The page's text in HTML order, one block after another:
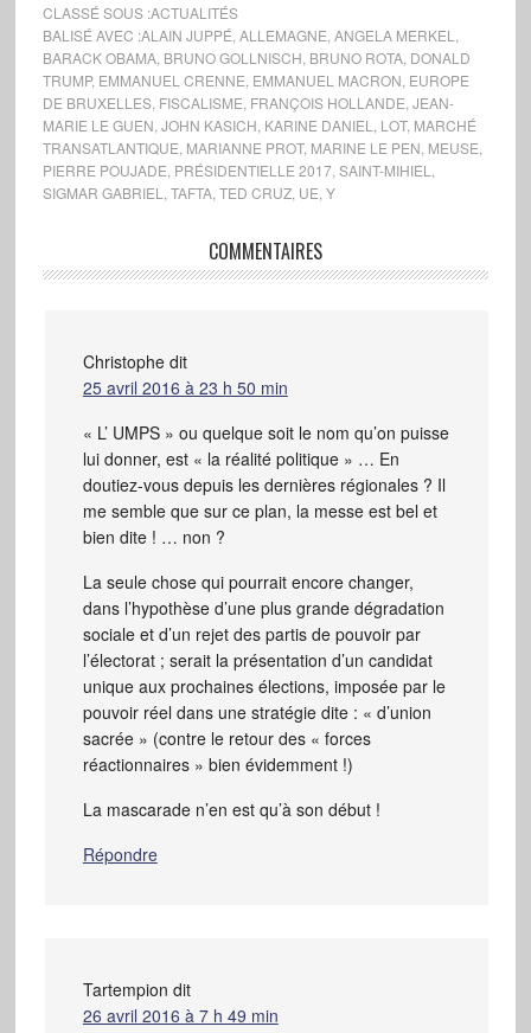
CLASSÉ SOUS :ACTUALITÉS
BALISÉ AVEC :ALAIN JUPPÉ ALLEMAGNE ANGELA MERKEL
BARACK OBAMA, BRUNO GOLLNISCH BRUNO ROTA, DONALD
TRUMP, EMMANUEL CRENNE EMMANUEL MACRON EUROPE
DE BRUXELLES, FISCALISME FRANÇOIS HOLLANDE JEAN-
MARIE LE GUEN JOHN KASICH KARINE DANIEL LOT, MARCHÉ
TRANSATLANTIQUE MARIANNE PROT, MARINE LE PEN MEUSE
PIERRE POUJADE PRÉSIDENTIELLE 2017, SAINT-MIHIEL
SIGMAR GABRIEL
TAFTA, TED CRUZ, UE Y
COMMENTAIRES
Christophe dit
25 avril 2016 à 23 h 50 min
« L’ UMPS » ou quelque soit le nom qu’on puisse
lui donner, est « la réalité politique » … En
doutiez-vous depuis les dernières régionales ? Il
me semble que sur ce plan, la messe est bel et
bien dite ! … non ?
La seule chose qui pourrait encore changer,
dans l’hypothèse d’une plus grande dégradation
sociale et d’un rejet des partis de pouvoir par
l’électorat ; serait la présentation d’un candidat
unique aux prochaines élections, imposée par le
pouvoir réel dans une stratégie dite : « d’union
sacrée » (contre le retour des « forces
réactionnaires » bien évidemment !)
La mascarade n’en est qu’à son début !
Répondre
Tartempion dit
26 avril 2016 à 7 h 49 min